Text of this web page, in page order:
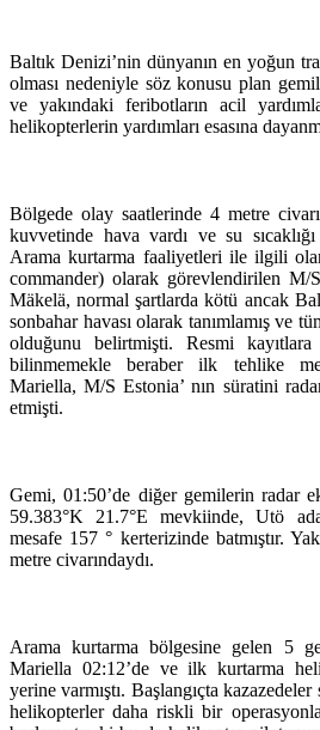
Baltık Denizi’nin dünyanın en yoğun
olması nedeniyle söz konusu plan
ve yakındaki feribotların acil
helikopterlerin yardımları esasına
Bölgede olay saatlerinde 4 metre
kuvvetinde hava vardı ve su
Arama kurtarma faaliyetleri ile ilgili
commander) olarak görevlendirilen M/
Mäkelä, normal şartlarda kötü ancak
sonbahar havası olarak tanımlamış ve
olduğunu belirtmişti. Resmi
bilinmemekle beraber ilk tehlike
Mariella, M/S Estonia’ nın süratini
etmişti.
Gemi, 01:50’de diğer gemilerin radar
59.383°K 21.7°E mevkiinde, Utö
mesafe 157 ° kerterizinde batmıştır.
metre civarındaydı.
Arama kurtarma bölgesine gelen 5
Mariella 02:12’de ve ilk kurtarma
yerine varmıştı. Başlangıçta kazazedeler
helikopterler daha riskli bir